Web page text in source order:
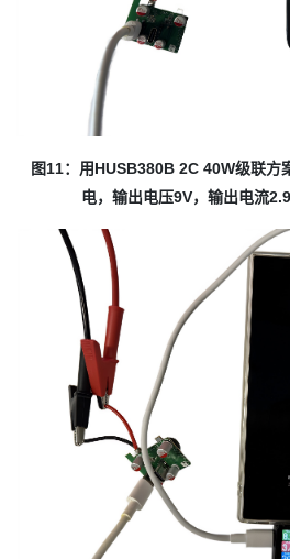
图11：用HUSB380B 2C 40W级联
电，输出电压9V，输出电流